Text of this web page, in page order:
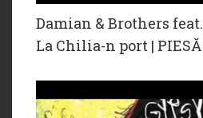
Damian & Brothers
La Chilia-n port |